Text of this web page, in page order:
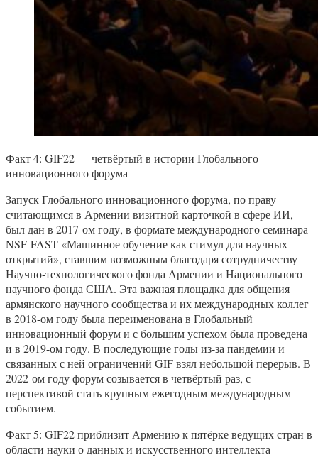
Факт 4: GIF22 — четвёртый в истории Глобального
инновационного форума
Запуск Глобального инновационного форума, по праву
считающимся в Армении визитной карточкой в сфере ИИ,
был дан в 2017-ом году, в формате международного семинара
NSF-FAST «Машинное обучение как стимул для научных
открытий», ставшим возможным благодаря сотрудничеству
Научно-технологического фонда Армении и Национального
научного фонда США. Эта важная площадка для общения
армянского научного сообщества и их международных коллег
в 2018-ом году была переименована в Глобальный
инновационный форум и с большим успехом была проведена
и в 2019-ом году. В последующие годы из-за пандемии и
связанных с ней ограничений GIF взял небольшой перерыв. В
2022-ом году форум созывается в четвёртый раз, с
перспективой стать крупным ежегодным международным
событием.
Факт 5: GIF22 приблизит Армению к пятёрке ведущих стран в
области науки о данных и искусственного интеллекта